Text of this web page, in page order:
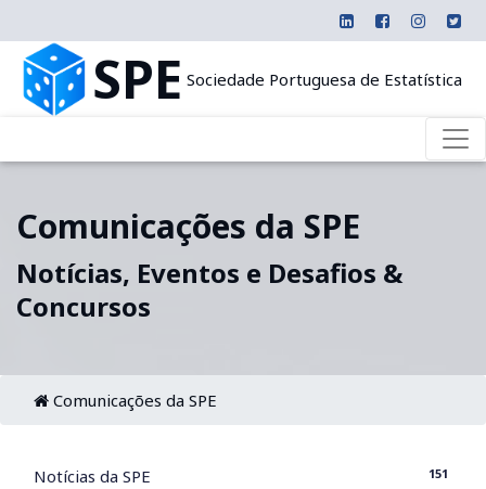
SPE Sociedade Portuguesa de Estatística
Comunicações da SPE
Notícias, Eventos e Desafios &
Concursos
Comunicações da SPE
Notícias da SPE 151